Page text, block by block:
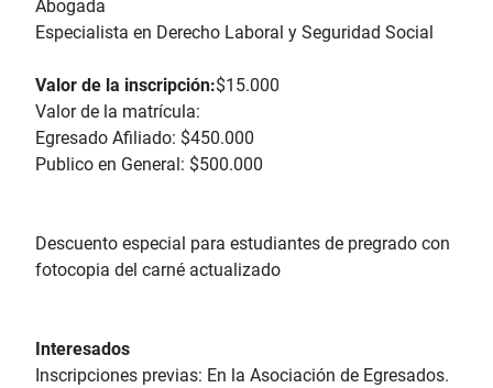
Abogada
Especialista en Derecho Laboral y Seguridad Social
Valor de la inscripción:$15.000
Valor de la matrícula:
Egresado Afiliado: $450.000
Publico en General: $500.000
Descuento especial para estudiantes de pregrado con
fotocopia del carné actualizado
Interesados
Inscripciones previas: En la Asociación de Egresados.